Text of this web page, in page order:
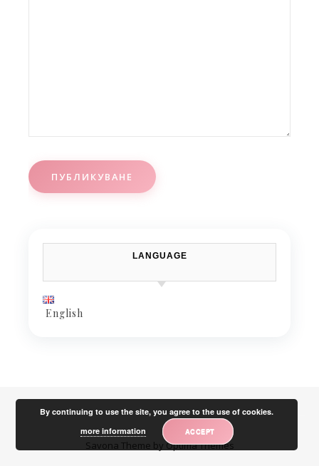
LANGUAGE
English
Savona Theme by Optima Themes
By continuing to use the site, you agree to the use of cookies.
more information
ACCEPT